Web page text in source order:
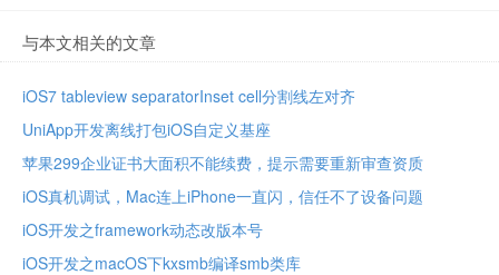
与本文相关的文章
iOS7 tableview separatorInset cell分割线左对齐
UniApp开发离线打包iOS自定义基座
苹果299企业证书大面积不能续费，提示需要重新审查资质
iOS真机调试，Mac连上iPhone一直闪，信任不了设备问题
iOS开发之framework动态改版本号
iOS开发之macOS下kxsmb编译smb类库